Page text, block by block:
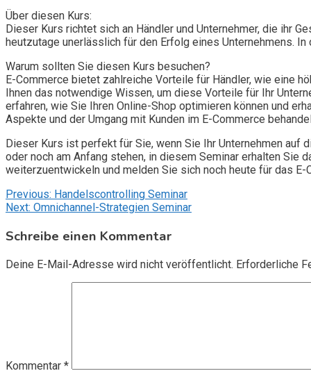
Über diesen Kurs:
Dieser Kurs richtet sich an Händler und Unternehmer, die ihr
heutzutage unerlässlich für den Erfolg eines Unternehmens.
Warum sollten Sie diesen Kurs besuchen?
E-Commerce bietet zahlreiche Vorteile für Händler, wie eine
Ihnen das notwendige Wissen, um diese Vorteile für Ihr
erfahren, wie Sie Ihren Online-Shop optimieren können und
Aspekte und der Umgang mit Kunden im E-Commerce
Dieser Kurs ist perfekt für Sie, wenn Sie Ihr Unternehmen auf
oder noch am Anfang stehen, in diesem Seminar erhalten Sie
weiterzuentwickeln und melden Sie sich noch heute für das E-
Beitragsnavigation
Previous: Handelscontrolling Seminar
Next: Omnichannel-Strategien Seminar
Schreibe einen Kommentar
Deine E-Mail-Adresse wird nicht veröffentlicht. Erforderliche
Kommentar *